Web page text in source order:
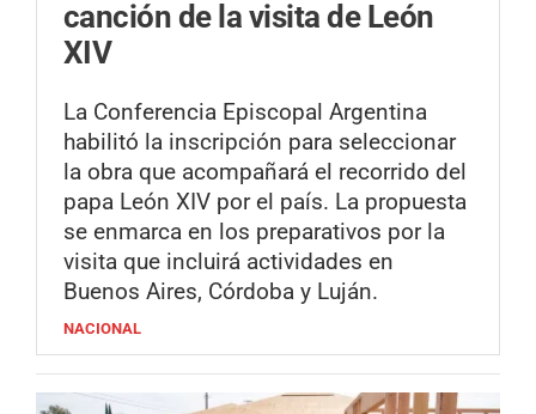
canción de la visita de León
XIV
La Conferencia Episcopal Argentina
habilitó la inscripción para seleccionar
la obra que acompañará el recorrido del
papa León XIV por el país. La propuesta
se enmarca en los preparativos por la
visita que incluirá actividades en
Buenos Aires, Córdoba y Luján.
NACIONAL